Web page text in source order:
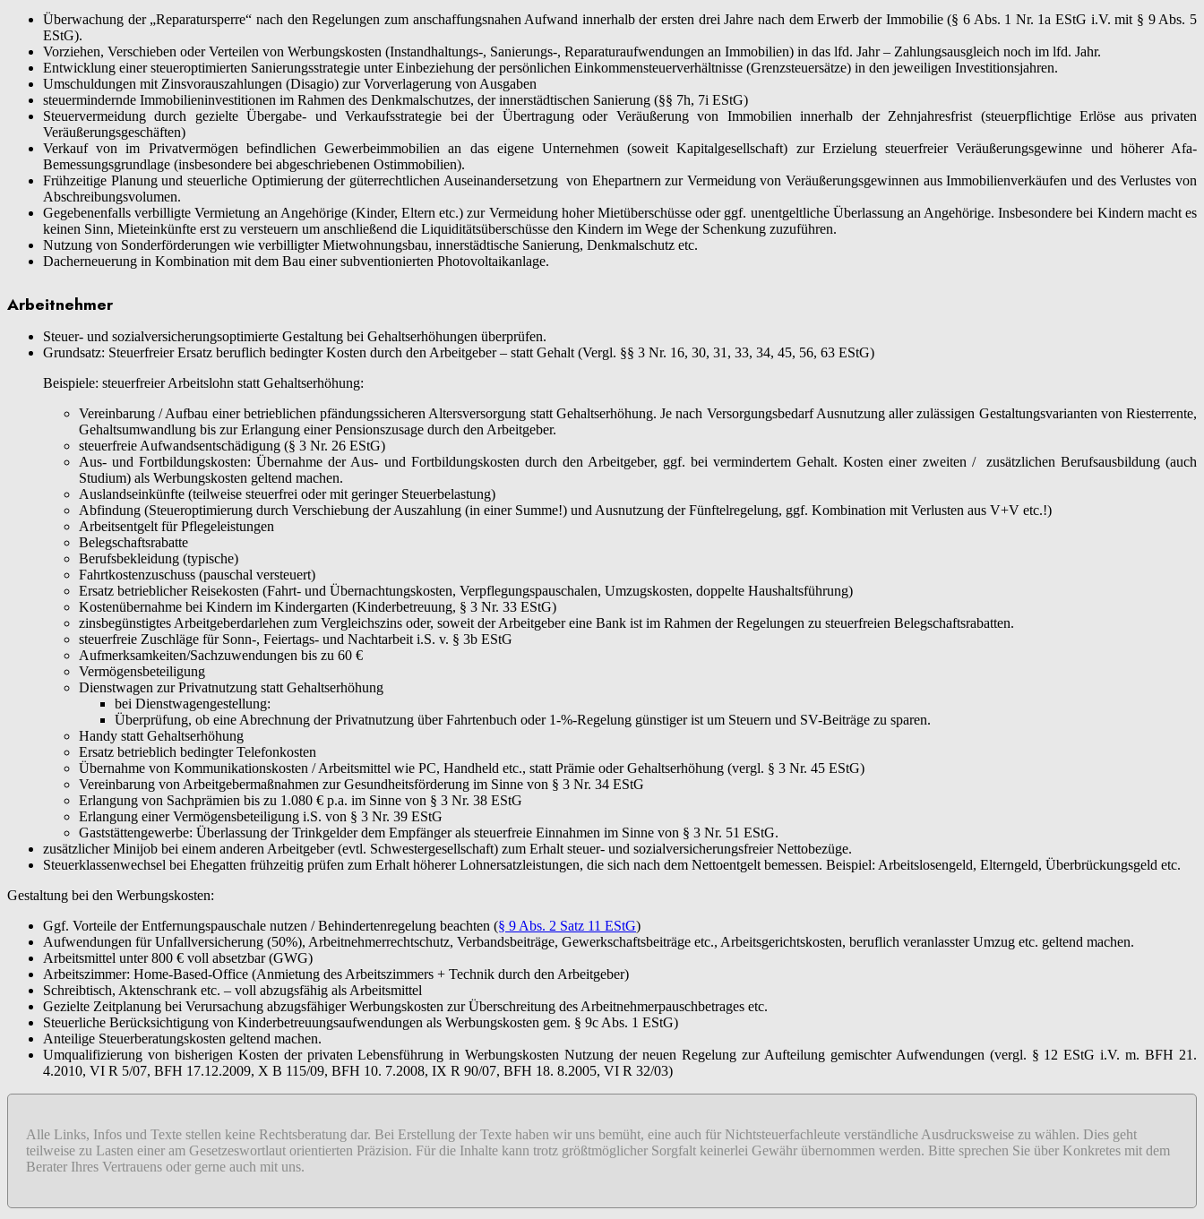
Überwachung der „Reparatursperre“ nach den Regelungen zum anschaffungsnahen Aufwand innerhalb der ersten drei Jahre nach dem Erwerb der Immobilie (§ 6 Abs. 1 Nr. 1a EStG i.V. mit § 9 Abs. 5
EStG).
Vorziehen, Verschieben oder Verteilen von Werbungskosten (Instandhaltungs-, Sanierungs-, Reparaturaufwendungen an Immobilien) in das lfd. Jahr – Zahlungsausgleich noch im lfd. Jahr.
Entwicklung einer steueroptimierten Sanierungsstrategie unter Einbeziehung der persönlichen Einkommensteuerverhältnisse (Grenzsteuersätze) in den jeweiligen Investitionsjahren.
Umschuldungen mit Zinsvorauszahlungen (Disagio) zur Vorverlagerung von Ausgaben
steuermindernde Immobilieninvestitionen im Rahmen des Denkmalschutzes, der innerstädtischen Sanierung (§§ 7h, 7i EStG)
Steuervermeidung durch gezielte Übergabe- und Verkaufsstrategie bei der Übertragung oder Veräußerung von Immobilien innerhalb der Zehnjahresfrist (steuerpflichtige Erlöse aus privaten
Veräußerungsgeschäften)
Verkauf von im Privatvermögen befindlichen Gewerbeimmobilien an das eigene Unternehmen (soweit Kapitalgesellschaft) zur Erzielung steuerfreier Veräußerungsgewinne und höherer Afa-
Bemessungsgrundlage (insbesondere bei abgeschriebenen Ostimmobilien).
Frühzeitige Planung und steuerliche Optimierung der güterrechtlichen Auseinandersetzung von Ehepartnern zur Vermeidung von Veräußerungsgewinnen aus Immobilienverkäufen und des Verlustes von
Abschreibungsvolumen.
Gegebenenfalls verbilligte Vermietung an Angehörige (Kinder, Eltern etc.) zur Vermeidung hoher Mietüberschüsse oder ggf. unentgeltliche Überlassung an Angehörige. Insbesondere bei Kindern macht es
keinen Sinn, Mieteinkünfte erst zu versteuern um anschließend die Liquiditätsüberschüsse den Kindern im Wege der Schenkung zuzuführen.
Nutzung von Sonderförderungen wie verbilligter Mietwohnungsbau, innerstädtische Sanierung, Denkmalschutz etc.
Dacherneuerung in Kombination mit dem Bau einer subventionierten Photovoltaikanlage.
Arbeitnehmer
Steuer- und sozialversicherungsoptimierte Gestaltung bei Gehaltserhöhungen überprüfen.
Grundsatz: Steuerfreier Ersatz beruflich bedingter Kosten durch den Arbeitgeber – statt Gehalt (Vergl. §§ 3 Nr. 16, 30, 31, 33, 34, 45, 56, 63 EStG)
Beispiele: steuerfreier Arbeitslohn statt Gehaltserhöhung:
Vereinbarung / Aufbau einer betrieblichen pfändungssicheren Altersversorgung statt Gehaltserhöhung. Je nach Versorgungsbedarf Ausnutzung aller zulässigen Gestaltungsvarianten von Riesterrente,
Gehaltsumwandlung bis zur Erlangung einer Pensionszusage durch den Arbeitgeber.
steuerfreie Aufwandsentschädigung (§ 3 Nr. 26 EStG)
Aus- und Fortbildungskosten: Übernahme der Aus- und Fortbildungskosten durch den Arbeitgeber, ggf. bei vermindertem Gehalt. Kosten einer zweiten / zusätzlichen Berufsausbildung (auch
Studium) als Werbungskosten geltend machen.
Auslandseinkünfte (teilweise steuerfrei oder mit geringer Steuerbelastung)
Abfindung (Steueroptimierung durch Verschiebung der Auszahlung (in einer Summe!) und Ausnutzung der Fünftelregelung, ggf. Kombination mit Verlusten aus V+V etc.!)
Arbeitsentgelt für Pflegeleistungen
Belegschaftsrabatte
Berufsbekleidung (typische)
Fahrtkostenzuschuss (pauschal versteuert)
Ersatz betrieblicher Reisekosten (Fahrt- und Übernachtungskosten, Verpflegungspauschalen, Umzugskosten, doppelte Haushaltsführung)
Kostenübernahme bei Kindern im Kindergarten (Kinderbetreuung, § 3 Nr. 33 EStG)
zinsbegünstigtes Arbeitgeberdarlehen zum Vergleichszins oder, soweit der Arbeitgeber eine Bank ist im Rahmen der Regelungen zu steuerfreien Belegschaftsrabatten.
steuerfreie Zuschläge für Sonn-, Feiertags- und Nachtarbeit i.S. v. § 3b EStG
Aufmerksamkeiten/Sachzuwendungen bis zu 60 €
Vermögensbeteiligung
Dienstwagen zur Privatnutzung statt Gehaltserhöhung
bei Dienstwagengestellung:
Überprüfung, ob eine Abrechnung der Privatnutzung über Fahrtenbuch oder 1-%-Regelung günstiger ist um Steuern und SV-Beiträge zu sparen.
Handy statt Gehaltserhöhung
Ersatz betrieblich bedingter Telefonkosten
Übernahme von Kommunikationskosten / Arbeitsmittel wie PC, Handheld etc., statt Prämie oder Gehaltserhöhung (vergl. § 3 Nr. 45 EStG)
Vereinbarung von Arbeitgebermaßnahmen zur Gesundheitsförderung im Sinne von § 3 Nr. 34 EStG
Erlangung von Sachprämien bis zu 1.080 € p.a. im Sinne von § 3 Nr. 38 EStG
Erlangung einer Vermögensbeteiligung i.S. von § 3 Nr. 39 EStG
Gaststättengewerbe: Überlassung der Trinkgelder dem Empfänger als steuerfreie Einnahmen im Sinne von § 3 Nr. 51 EStG.
zusätzlicher Minijob bei einem anderen Arbeitgeber (evtl. Schwestergesellschaft) zum Erhalt steuer- und sozialversicherungsfreier Nettobezüge.
Steuerklassenwechsel bei Ehegatten frühzeitig prüfen zum Erhalt höherer Lohnersatzleistungen, die sich nach dem Nettoentgelt bemessen. Beispiel: Arbeitslosengeld, Elterngeld, Überbrückungsgeld etc.
Gestaltung bei den Werbungskosten:
Ggf. Vorteile der Entfernungspauschale nutzen / Behindertenregelung beachten (§ 9 Abs. 2 Satz 11 EStG)
Aufwendungen für Unfallversicherung (50%), Arbeitnehmerrechtschutz, Verbandsbeiträge, Gewerkschaftsbeiträge etc., Arbeitsgerichtskosten, beruflich veranlasster Umzug etc. geltend machen.
Arbeitsmittel unter 800 € voll absetzbar (GWG)
Arbeitszimmer: Home-Based-Office (Anmietung des Arbeitszimmers + Technik durch den Arbeitgeber)
Schreibtisch, Aktenschrank etc. – voll abzugsfähig als Arbeitsmittel
Gezielte Zeitplanung bei Verursachung abzugsfähiger Werbungskosten zur Überschreitung des Arbeitnehmerpauschbetrages etc.
Steuerliche Berücksichtigung von Kinderbetreuungsaufwendungen als Werbungskosten gem. § 9c Abs. 1 EStG)
Anteilige Steuerberatungskosten geltend machen.
Umqualifizierung von bisherigen Kosten der privaten Lebensführung in Werbungskosten Nutzung der neuen Regelung zur Aufteilung gemischter Aufwendungen (vergl. § 12 EStG i.V. m. BFH 21.
4.2010, VI R 5/07, BFH 17.12.2009, X B 115/09, BFH 10. 7.2008, IX R 90/07, BFH 18. 8.2005, VI R 32/03)
Alle Links, Infos und Texte stellen keine Rechtsberatung dar. Bei Erstellung der Texte haben wir uns bemüht, eine auch für Nichtsteuerfachleute verständliche Ausdrucksweise zu wählen. Dies geht
teilweise zu Lasten einer am Gesetzeswortlaut orientierten Präzision. Für die Inhalte kann trotz größtmöglicher Sorgfalt keinerlei Gewähr übernommen werden. Bitte sprechen Sie über Konkretes mit dem
Berater Ihres Vertrauens oder gerne auch mit uns.